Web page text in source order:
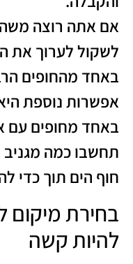
אם אתה רוצה
לשקול לערוך את
באחד מהחופים
אפשרות נוספת
באחד מחופים עם
תחשבו כמה מגניב
חוף הים תוך כדי
בחירת מיקום
להיות קשה